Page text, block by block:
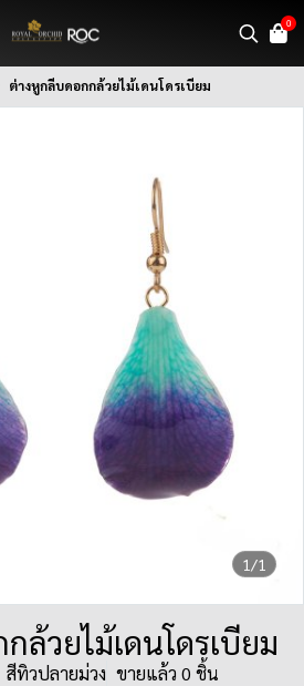
0
ต่างหูกลีบดอกกล้วยไม้เดนโดรเบียม
1/1
ล้วยไม้เดนโดรเบียม
สีทิวปลายม่วง ขายแล้ว 0 ชิ้น